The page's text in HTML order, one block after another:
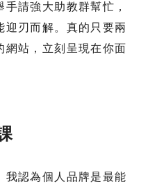
請強大助教群幫忙，
迎刃而解。真的只要兩
網站，立刻呈現在你面
我認為個人品牌是最能